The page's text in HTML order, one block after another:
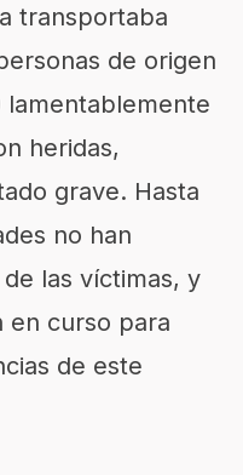
transportaba
de origen
lamentablemente
heridas,
grave. Hasta
no han
las víctimas, y
en curso para
de este